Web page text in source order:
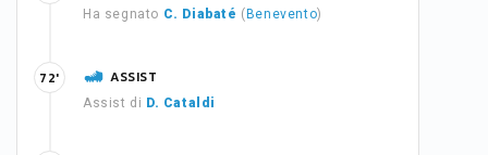
Ha segnato C. Diabaté ( Benevento)
ASSIST
Assist di D. Cataldi
72'